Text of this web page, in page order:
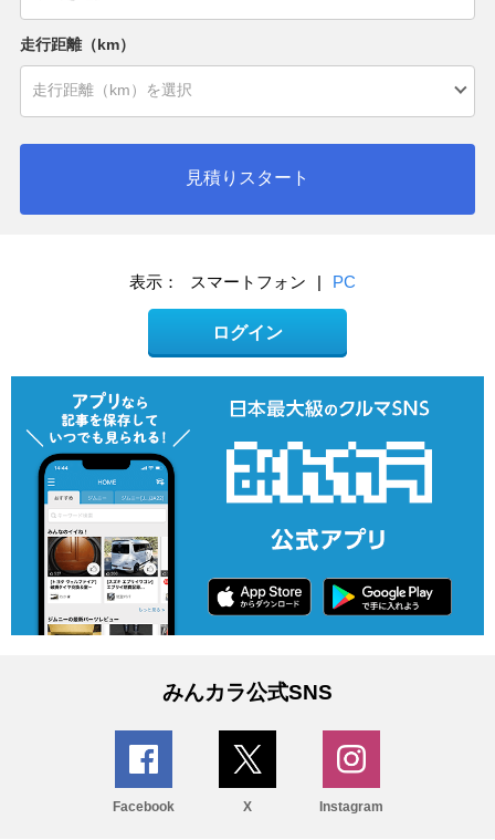
走行距離（km）
見積りスタート
表示： スマートフォン | PC
ログイン
みんカラ公式SNS
Facebook X Instagram